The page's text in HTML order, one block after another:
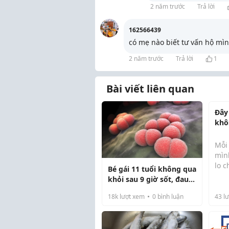
2 năm trước Trả lời
162566439
có mẹ nào biết tư vấn hộ
2 năm trước Trả lời 1
Bài viết liên quan
Bé gái 11 tuổi không qua
khỏi sau 9 giờ sốt, đau
18k lượt xem 0 bình luận
lo
còn
43